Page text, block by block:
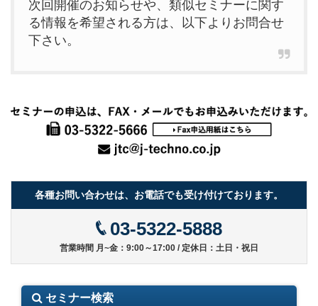
次回開催のお知らせや、類似セミナーに関す
る情報を希望される方は、以下よりお問合せ
下さい。
各種お問い合わせは、お電話でも受け付けております。
03-5322-5888
営業時間 月~金：9:00～17:00 / 定休日：土日・祝日
セミナー検索